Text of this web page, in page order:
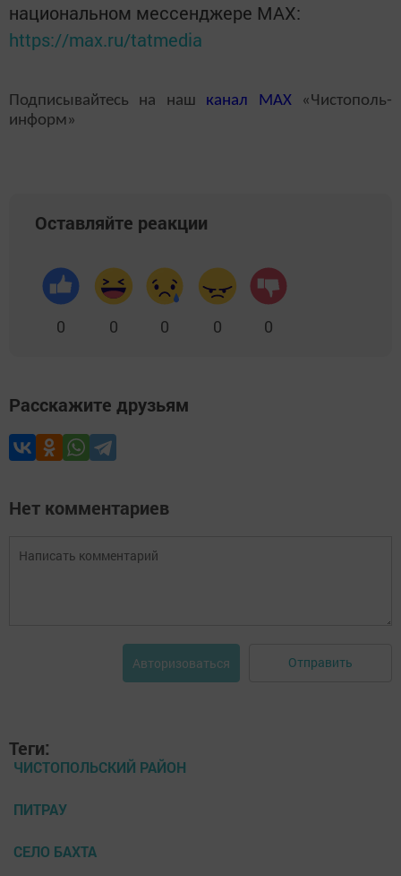
национальном мессенджере MАХ:
https://max.ru/tatmedia
Подписывайтесь на наш канал MAX«Чистополь-
информ»
Оставляйте реакции
0 0 0 0 0
Расскажите друзьям
Нет комментариев
Авторизоваться Отправить
Теги:
ЧИСТОПОЛЬСКИЙ РАЙОН
ПИТРАУ
СЕЛО БАХТА